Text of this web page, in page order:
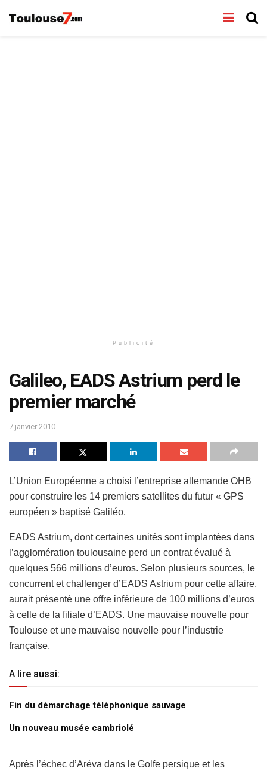
Publicité
Galileo, EADS Astrium perd le
premier marché
7 janvier 2010
L’Union Européenne a choisi l’entreprise allemande OHB
pour construire les 14 premiers satellites du futur « GPS
européen » baptisé Galiléo.
EADS Astrium, dont certaines unités sont implantées dans
l’agglomération toulousaine perd un contrat évalué à
quelques 566 millions d’euros. Selon plusieurs sources, le
concurrent et challenger d’EADS Astrium pour cette affaire,
aurait présenté une offre inférieure de 100 millions d’euros
à celle de la filiale d’EADS. Une mauvaise nouvelle pour
Toulouse et une mauvaise nouvelle pour l’industrie
française.
A lire aussi:
Fin du démarchage téléphonique sauvage
Un nouveau musée cambriolé
Après l’échec d’Aréva dans le Golfe persique et les